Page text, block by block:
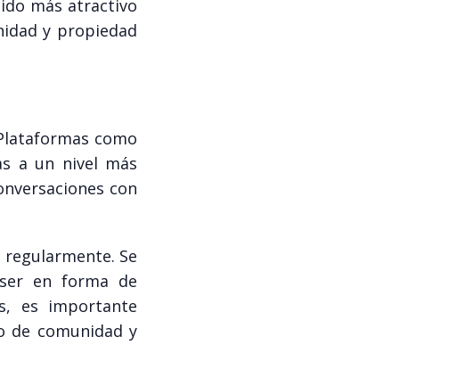
más atractivo
y propiedad
como
a un nivel más
con
Se
en forma de
es importante
de comunidad y